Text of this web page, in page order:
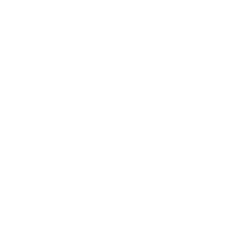
2024 : La société au défi de l’économie